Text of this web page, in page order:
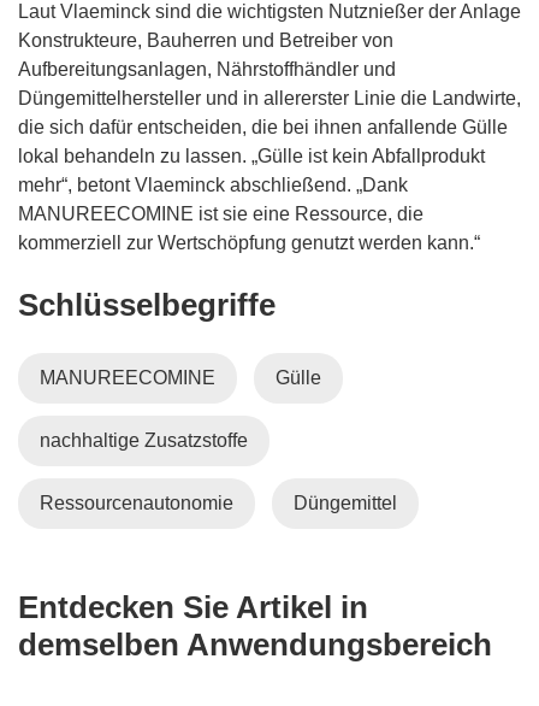
Laut Vlaeminck sind die wichtigsten Nutznießer der Anlage
Konstrukteure, Bauherren und Betreiber von
Aufbereitungsanlagen, Nährstoffhändler und
Düngemittelhersteller und in allererster Linie die Landwirte,
die sich dafür entscheiden, die bei ihnen anfallende Gülle
lokal behandeln zu lassen. „Gülle ist kein Abfallprodukt
mehr“, betont Vlaeminck abschließend. „Dank
MANUREECOMINE ist sie eine Ressource, die
kommerziell zur Wertschöpfung genutzt werden kann.“
Schlüsselbegriffe
MANUREECOMINE Gülle
nachhaltige Zusatzstoffe
Ressourcenautonomie Düngemittel
Entdecken Sie Artikel in
demselben Anwendungsbereich